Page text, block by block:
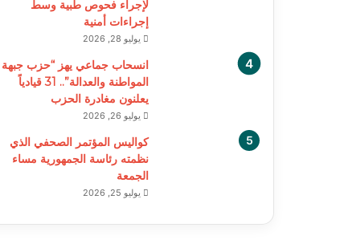
لإجراء فحوص طبية وسط
إجراءات أمنية
يوليو 28, 2026
انسحاب جماعي يهز “حزب جبهة
المواطنة والعدالة”.. 31 قيادياً
يعلنون مغادرة الحزب
يوليو 26, 2026
كواليس المؤتمر الصحفي الذي
نظمته رئاسة الجمهورية مساء
الجمعة
يوليو 25, 2026